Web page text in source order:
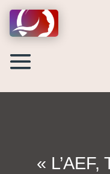
« L’AEF,